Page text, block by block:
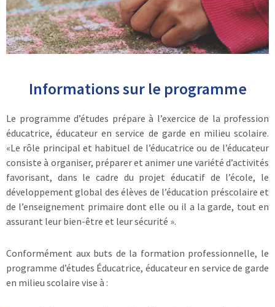
Informations sur le programme
Le programme d’études prépare à l’exercice de la profession
éducatrice, éducateur en service de garde en milieu scolaire.
«Le rôle principal et habituel de l’éducatrice ou de l’éducateur
consiste à organiser, préparer et animer une variété d’activités
favorisant, dans le cadre du projet éducatif de l’école, le
développement global des élèves de l’éducation préscolaire et
de l’enseignement primaire dont elle ou il a la garde, tout en
assurant leur bien-être et leur sécurité ».
Conformément aux buts de la formation professionnelle, le
programme d’études Éducatrice, éducateur en service de garde
en milieu scolaire vise à :